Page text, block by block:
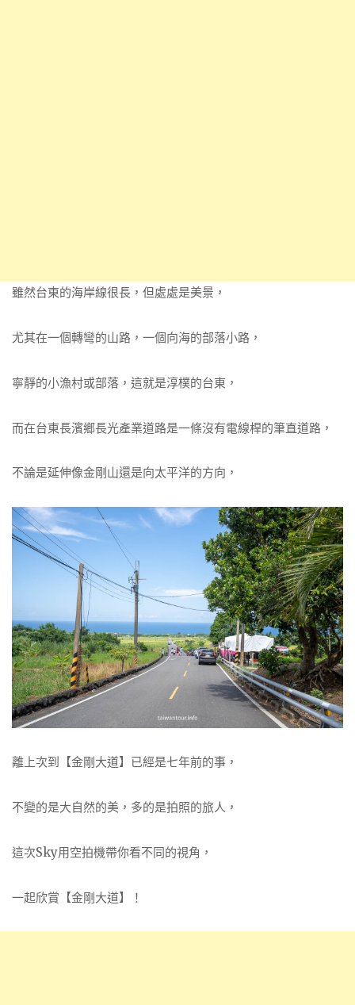
雖然台東的海岸線很長，但處處是美景，
尤其在一個轉彎的山路，一個向海的部落小路，
寧靜的小漁村或部落，這就是淳樸的台東，
而在台東長濱鄉長光產業道路是一條沒有電線桿的筆直道路，
不論是延伸像金剛山還是向太平洋的方向，
離上次到【金剛大道】已經是七年前的事，
不變的是大自然的美，多的是拍照的旅人，
這次Sky用空拍機帶你看不同的視角，
一起欣賞【金剛大道】！